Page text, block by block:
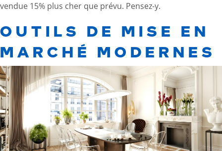
vendue 15% plus cher que prévu. Pensez-y.
OUTILS DE MISE EN
MARCHÉ MODERNES